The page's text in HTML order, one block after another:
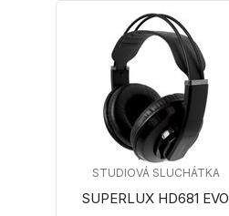
SUPERLUX HD681 EVO
STUDIOVÁ SLUCHÁTKA